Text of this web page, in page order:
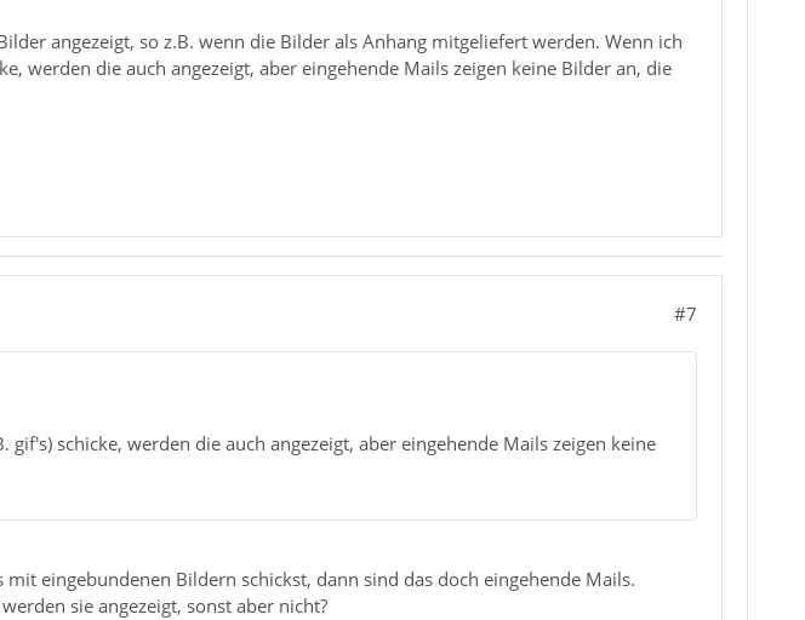
angezeigt, so z.B. wenn die Bilder als Anhang mitgeliefert werden. Wenn ich
werden die auch angezeigt, aber eingehende Mails zeigen keine Bilder an, die
#7
schicke, werden die auch angezeigt, aber eingehende Mails zeigen keine
eingebundenen Bildern schickst, dann sind das doch eingehende Mails.
sie angezeigt, sonst aber nicht?